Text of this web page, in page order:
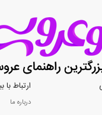
ارتباط
درباره ما